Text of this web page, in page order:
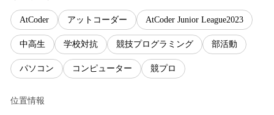
AtCoder アットコーダー AtCoder Junior League2023
中高生 学校対抗 競技プログラミング 部活動
パソコン コンピューター 競プロ
位置情報